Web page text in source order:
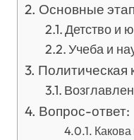
Основные
Детство и
Учеба и
Политическая
Вопрос-ответ: